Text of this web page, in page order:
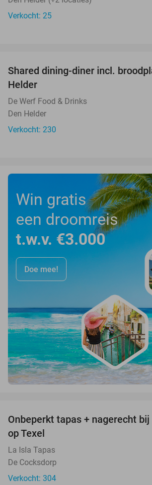
Verkocht: 25
Shared dining-diner incl.
Helder
De Werf Food & Drinks
Den Helder
Verkocht: 230
Win gratis
een droomreis
t.w.v. €3.000
Doe mee!
Onbeperkt tapas + nagerecht bij
op Texel
La Isla Tapas
De Cocksdorp
Verkocht: 304